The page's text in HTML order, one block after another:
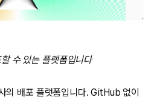
수 있는 플랫폼입니다
배포 플랫폼입니다. GitHub 없이